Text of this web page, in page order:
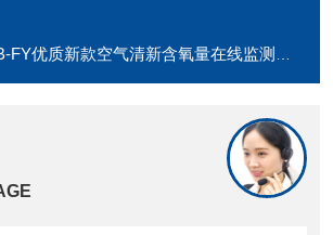
FY优质新款空气清新含氧量在线监测系统